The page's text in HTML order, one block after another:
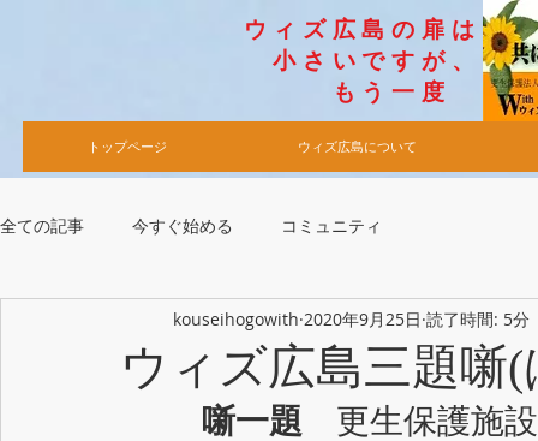
​ウィズ広島の扉は
小さいですが​、
​もう一度
トップページ ウィズ広島について
全ての記事 今すぐ始める コミュニティ
ウィズ広島三題噺
kouseihogowith 2020年9月25日 読了時間: 5分
噺一題 更生保護施